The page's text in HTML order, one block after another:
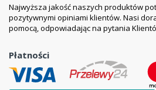
Najwyższa jakość naszych produktów
pozytywnymi opiniami klientów. Nasi
pomocą, odpowiadając na pytania
Płatności